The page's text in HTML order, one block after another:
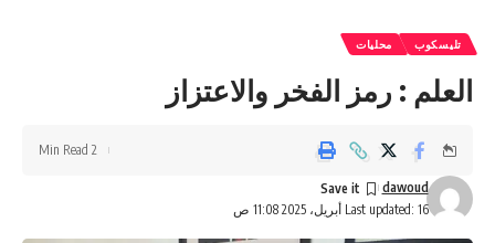
تليسكوب محليات
العلم : رمز الفخر والاعتزاز
Last updated: 16 أبريل، 2025 11:08 ص
dawoud
2 Min Read